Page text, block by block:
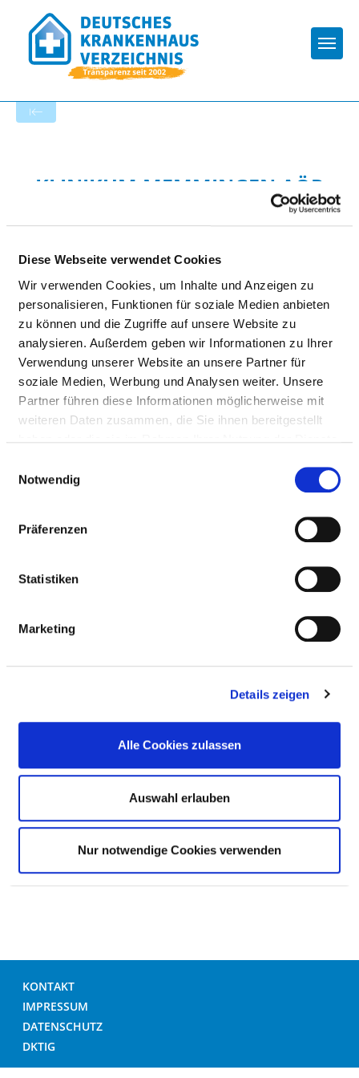
Diese Webseite verwendet Cookies
Wir verwenden Cookies, um Inhalte und Anzeigen zu
personalisieren, Funktionen für soziale Medien anbieten
zu können und die Zugriffe auf unsere Website zu
analysieren. Außerdem geben wir Informationen zu Ihrer
Verwendung unserer Website an unsere Partner für
soziale Medien, Werbung und Analysen weiter. Unsere
Partner führen diese Informationen möglicherweise mit
weiteren Daten zusammen, die Sie ihnen bereitgestellt
Notwendig
Präferenzen
Statistiken
Marketing
Details zeigen
Alle Cookies zulassen
Auswahl erlauben
Nur notwendige Cookies verwenden
KLINIKUM MEMMINGEN AÖR
BARRIEREFREIHEIT
ALLERGIEN
Diätetische Angebote
MOBILITÄTSEINSCHRÄNKUNGEN
ÜBERGEWICHT / KÖRPERGRÖSSE
KONTAKT
IMPRESSUM
DATENSCHUTZ
DKTIG